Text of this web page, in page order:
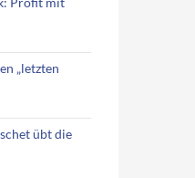
„letzten
übt die